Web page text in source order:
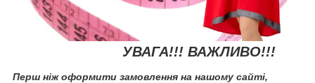
УВАГА!!! ВАЖЛИВО!!!
Перш ніж оформити замовлення на нашому сайті,